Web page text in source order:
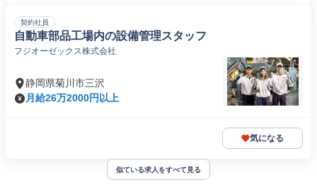
契約社員
自動車部品工場内の設備管理スタッフ
フジオーゼックス株式会社
静岡県菊川市三沢
月給26万2000円以上
気になる
似ている求人をすべて見る